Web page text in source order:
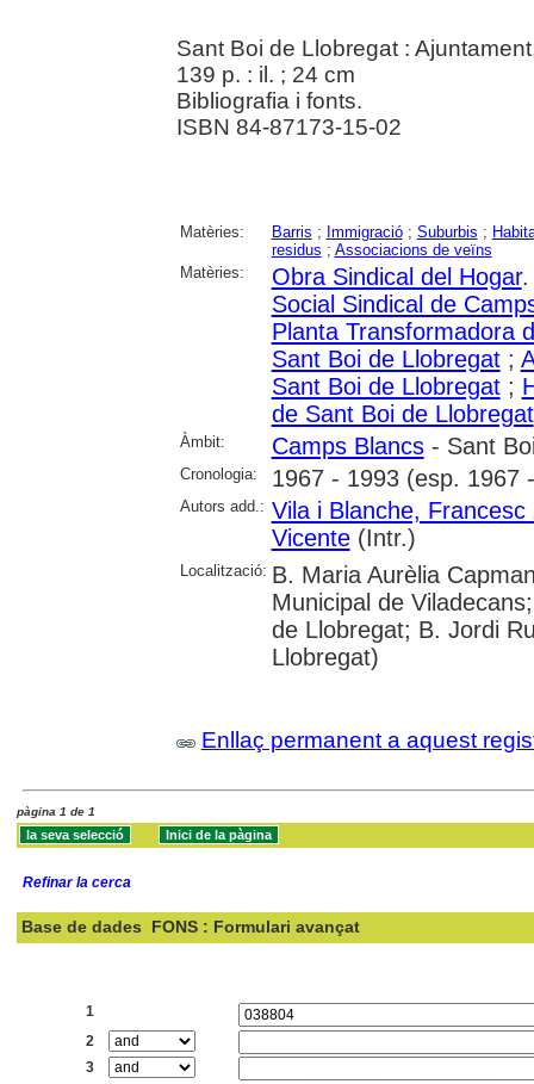
Sant Boi de Llobregat :
139 p. : il. ; 24 cm
Bibliografia i fonts.
ISBN 84-87173-15-02
Matèries: Barris ; Immigració; Suburbis ;
residus ; Associacions de veïns
Matèries:
Obra Sindical del Hogar.
Social Sindical de
Planta Transformadora
Sant Boi de Llobregat;
Sant Boi de Llobregat;
de Sant Boi de Llobregat
Àmbit: Camps Blancs- Sant
Cronologia: 1967 - 1993 (esp. 1967
Autors add.: Vila i Blanche, Francesc
Vicente(Intr.)
Localització: B. Maria Aurèlia
Municipal de
de Llobregat; B. Jordi
Llobregat)
Enllaç permanent a aquest
pàgina 1 de 1
Refinar la cerca
Base de dades FONS : Formulari avançat
1
2
3